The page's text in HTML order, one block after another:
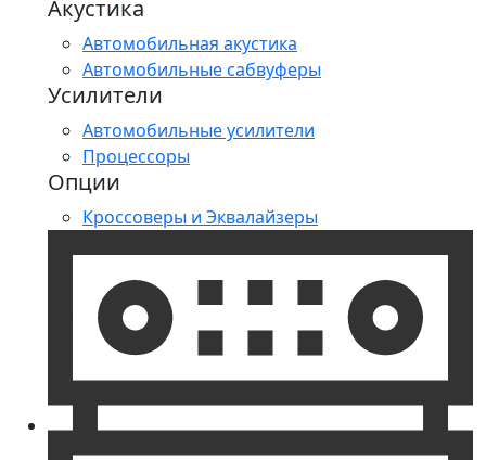
Акустика
Автомобильная акустика
Автомобильные сабвуферы
Усилители
Автомобильные усилители
Процессоры
Опции
Кроссоверы и Эквалайзеры